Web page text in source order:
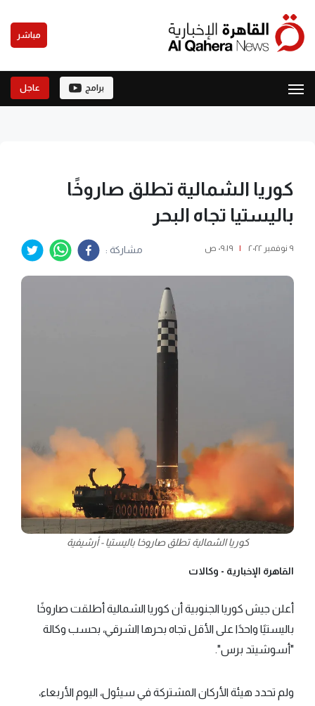
مباشر
برامج عاجل
كوريا الشمالية تطلق صاروخًا
باليستيا تجاه البحر
٩ نوفمبر ٢٠٢٢ | ٠٩:١٩ ص مشاركة :
كوريا الشمالية تطلق صاروخا باليستيا - أرشيفية
القاهرة الإخبارية - وكالات
أعلن جيش كوريا الجنوبية أن كوريا الشمالية أطلقت صاروخًا
باليستيًا واحدًا على الأقل تجاه بحرها الشرقي، بحسب وكالة
"أسوشيتد برس".
ولم تحدد هيئة الأركان المشتركة في سيئول، اليوم الأربعاء،